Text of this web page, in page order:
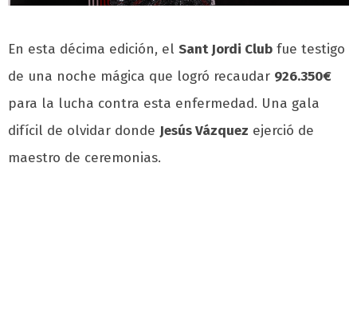
En esta décima edición, el Sant Jordi Club fue testigo
de una noche mágica que logró recaudar 926.350€
para la lucha contra esta enfermedad. Una gala
difícil de olvidar donde Jesús Vázquez ejerció de
maestro de ceremonias.